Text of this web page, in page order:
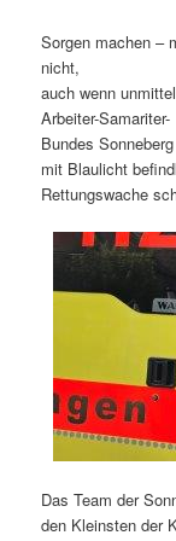
Sorgen machen –
nicht,
auch wenn
Arbeiter-Samariter-
Bundes
mit Blaulicht
Rettungswache
Das Team der
den Kleinsten der